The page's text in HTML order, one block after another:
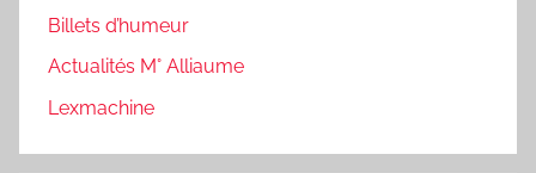
Billets d’humeur
Actualités M° Alliaume
Lexmachine